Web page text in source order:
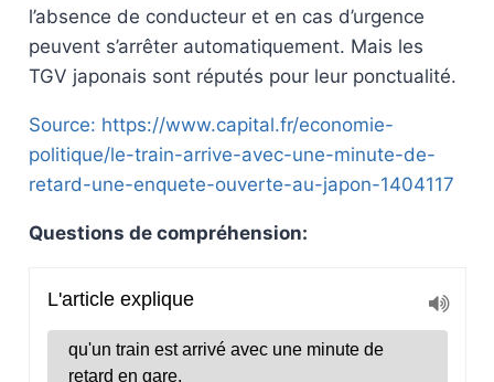
l’absence de conducteur et en cas d’urgence
peuvent s’arrêter automatiquement. Mais les
TGV japonais sont réputés pour leur ponctualité.
Source: https://www.capital.fr/economie-
politique/le-train-arrive-avec-une-minute-de-
retard-une-enquete-ouverte-au-japon-1404117
Questions de compréhension: